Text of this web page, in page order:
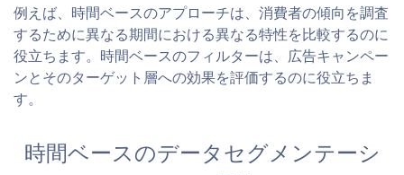
例えば、時間ベースのアプローチは、消費者の傾向を調査
するために異なる期間における異なる特性を比較するのに
役立ちます。時間ベースのフィルターは、広告キャンペー
ンとそのターゲット層への効果を評価するのに役立ちま
す。
時間ベースのデータセグメンテーシ